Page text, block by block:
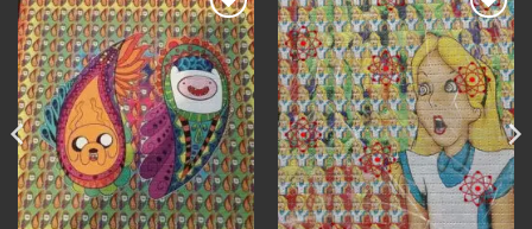
Add to
wishlist
Add to
wishlist